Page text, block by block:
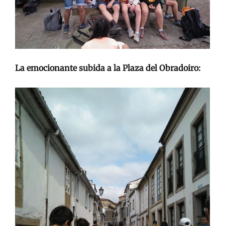
La emocionante subida a la Plaza del Obradoiro: